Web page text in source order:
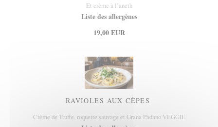
Et crème à l’aneth
Liste des allergènes
19,00 EUR
RAVIOLES AUX CÈPES
Crème de Truffe, roquette sauvage et Grana Padano VEGGIE